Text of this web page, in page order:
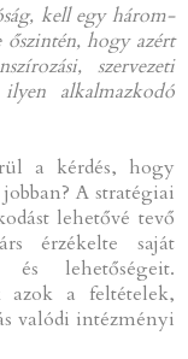
kell egy három-
őszintén, hogy azért
szervezeti
alkalmazkodó
a kérdés, hogy
A stratégiai
lehetővé tevő
érzékelte saját
és lehetőségeit.
azok a feltételek,
valódi intézményi